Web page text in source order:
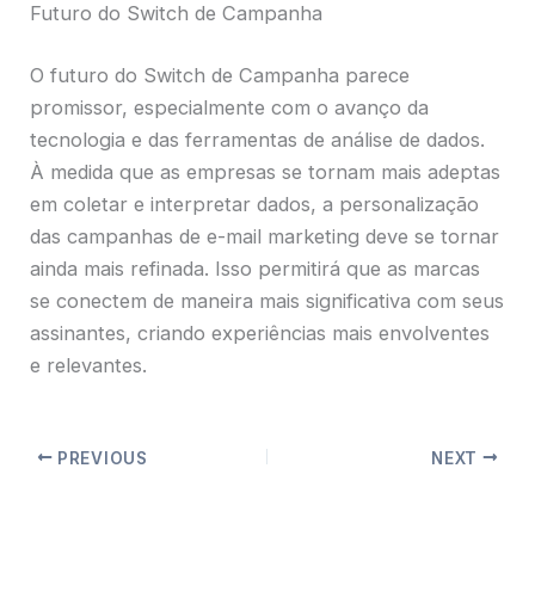
Futuro do Switch de Campanha
O futuro do Switch de Campanha parece
promissor, especialmente com o avanço da
tecnologia e das ferramentas de análise de dados.
À medida que as empresas se tornam mais adeptas
em coletar e interpretar dados, a personalização
das campanhas de e-mail marketing deve se tornar
ainda mais refinada. Isso permitirá que as marcas
se conectem de maneira mais significativa com seus
assinantes, criando experiências mais envolventes
e relevantes.
PREVIOUS NEXT